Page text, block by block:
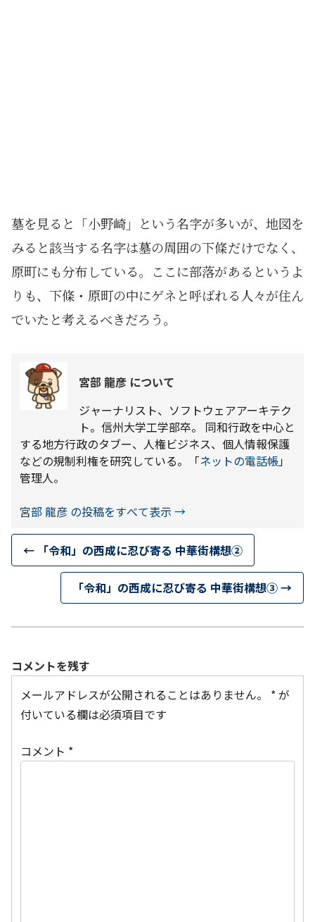
墓を見ると「小野崎」という名字が多いが、地図を
みると該当する名字は墓の周囲の下條だけでなく、
原町にも分布している。ここに部落があるというよ
りも、下條・原町の中にゲネと呼ばれる人々が住ん
でいたと考えるべきだろう。
宮部 龍彦 について
ジャーナリスト、ソフトウェアアーキテク
ト。信州大学工学部卒。 同和行政を中心と
する地方行政のタブー、人権ビジネス、個人情報保護
などの規制利権を研究している。「ネットの電話帳」
管理人。
宮部 龍彦 の投稿をすべて表示 →
← 「令和」の西成に忍び寄る 中華街構想②
「令和」の西成に忍び寄る 中華街構想③→
コメントを残す
メールアドレスが公開されることはありません。
*が
付いている欄は必須項目です
コメント *